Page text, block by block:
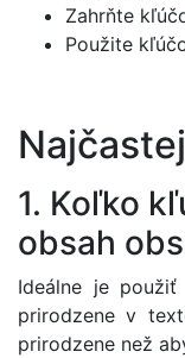
Zahrňte
Použite
1. Koľko
obsah
Ideálne je
prirodzene v
prirodzene než